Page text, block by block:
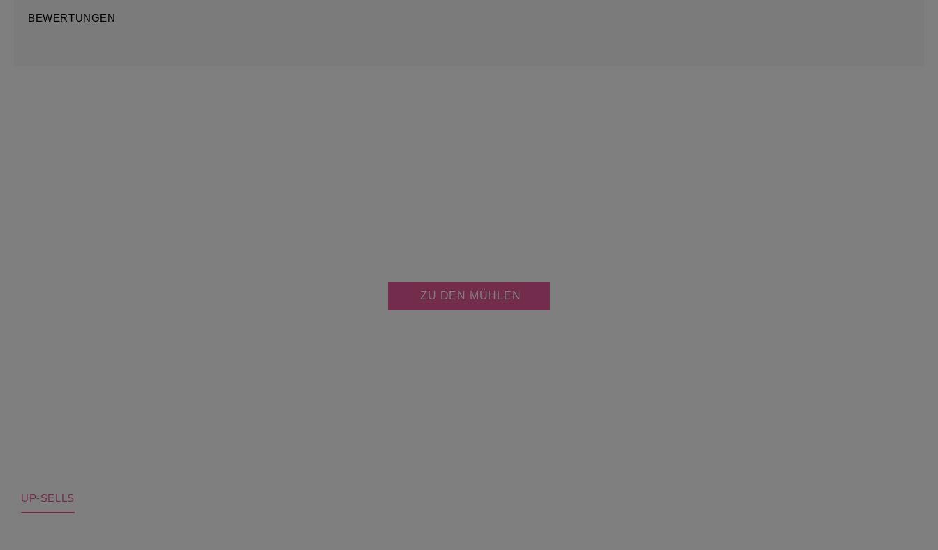
BEWERTUNGEN
ZU DEN MÜHLEN
UP-SELLS